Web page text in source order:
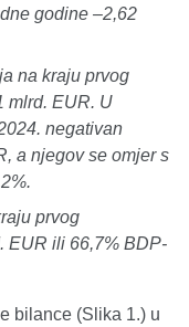
godine –2,62
na kraju prvog
mlrd. EUR. U
negativan
a njegov se omjer s
prvog
EUR ili 66,7% BDP-
bilance (Slika 1.) u